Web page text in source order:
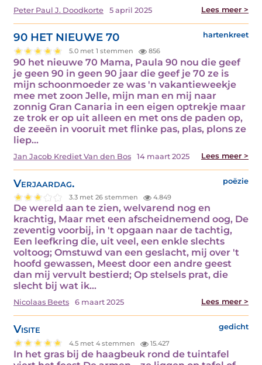
Peter Paul J. Doodkorte 5 april 2025 Lees meer >
90 HET NIEUWE 70 hartenkreet
5.0 met 1 stemmen 856
90 het nieuwe 70 Mama, Paula 90 nou die geef
je geen 90 in geen 90 jaar die geef je 70 ze is
mijn schoonmoeder ze was 'n vakantieweekje
mee met zoon Jelle, mijn man en mij naar
zonnig Gran Canaria in een eigen optrekje maar
ze trok er op uit alleen en met ons de paden op,
de zeeën in vooruit met flinke pas, plas, plons ze
liep…
Jan Jacob Krediet Van den Bos 14 maart 2025 Lees meer >
Verjaardag. poëzie
3.3 met 26 stemmen 4.849
De wereld aan te zien, welvarend nog en
krachtig, Maar met een afscheidnemend oog, De
zeventig voorbij, in 't opgaan naar de tachtig,
Een leefkring die, uit veel, een enkle slechts
voltoog; Omstuwd van een geslacht, mij over 't
hoofd gewassen, Meest door een andre geest
dan mij vervult bestierd; Op stelsels prat, die
slecht bij wat ik…
Nicolaas Beets 6 maart 2025 Lees meer >
Visite gedicht
4.5 met 4 stemmen 15.427
In het gras bij de haagbeuk rond de tuintafel